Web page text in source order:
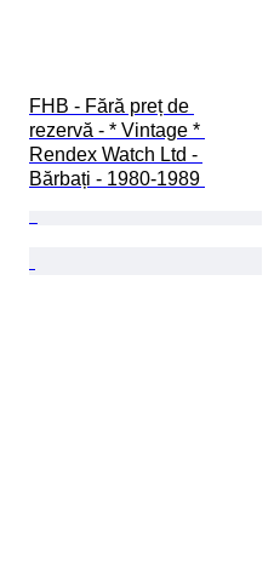
FHB - Fără preț de
rezervă - * Vintage *
Rendex Watch Ltd -
Bărbați - 1980-1989